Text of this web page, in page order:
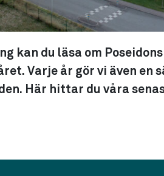
kan du läsa om
Varje år gör vi även
Här hittar du våra